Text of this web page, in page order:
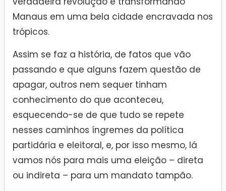
Manaus em uma bela cidade encravada nos
trópicos.
Assim se faz a história, de fatos que vão
passando e que alguns fazem questão de
apagar, outros nem sequer tinham
conhecimento do que aconteceu,
esquecendo-se de que tudo se repete
nesses caminhos íngremes da política
partidária e eleitoral, e, por isso mesmo, lá
vamos nós para mais uma eleição – direta
ou indireta – para um mandato tampão.